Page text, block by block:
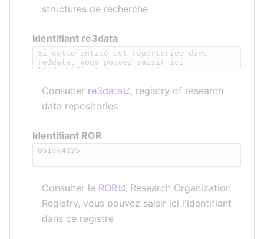
structures de recherche
Identifiant re3data
Consulter re3data
, registry of research
data repositories
Identifiant ROR
Consulter le ROR
, Research Organization
Registry, vous pouvez saisir ici l'identifiant
dans ce registre